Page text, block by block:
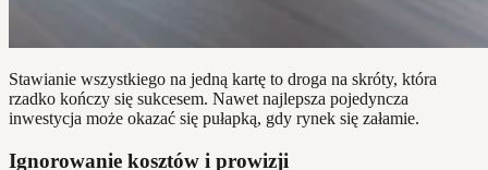
Stawianie wszystkiego na jedną kartę to droga na skróty, która
rzadko kończy się sukcesem. Nawet najlepsza pojedyncza
inwestycja może okazać się pułapką, gdy rynek się załamie.
Ignorowanie kosztów i prowizji